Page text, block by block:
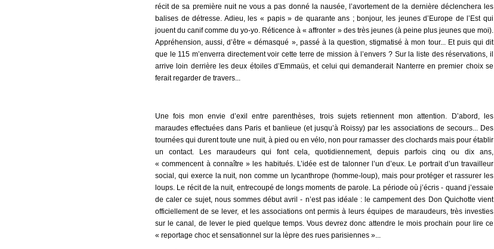
récit de sa première nuit ne vous a pas donné la nausée, l’avortement de la dernière déclenchera les
balises de détresse. Adieu, les « papis » de quarante ans ; bonjour, les jeunes d’Europe de l’Est qui
jouent du canif comme du yo-yo. Réticence à « affronter » des très jeunes (à peine plus jeunes que moi).
Appréhension, aussi, d’être « démasqué », passé à la question, stigmatisé à mon tour... Et puis qui dit
que le 115 m’enverra directement voir cette terre de mission à l’envers ? Sur la liste des réservations, il
arrive loin derrière les deux étoiles d’Emmaüs, et celui qui demanderait Nanterre en premier choix se
ferait regarder de travers...
Une fois mon envie d’exil entre parenthèses, trois sujets retiennent mon attention. D’abord, les
maraudes effectuées dans Paris et banlieue (et jusqu’à Roissy) par les associations de secours... Des
tournées qui durent toute une nuit, à pied ou en vélo, non pour ramasser des clochards mais pour établir
un contact. Les maraudeurs qui font cela, quotidiennement, depuis parfois cinq ou dix ans,
« commencent à connaître » les habitués. L’idée est de talonner l’un d’eux. Le portrait d’un travailleur
social, qui exerce la nuit, non comme un lycanthrope (homme-loup), mais pour protéger et rassurer les
loups. Le récit de la nuit, entrecoupé de longs moments de parole. La période où j’écris - quand j’essaie
de caler ce sujet, nous sommes début avril - n’est pas idéale : le campement des Don Quichotte vient
officiellement de se lever, et les associations ont permis à leurs équipes de maraudeurs, très investies
sur le canal, de lever le pied quelque temps. Vous devrez donc attendre le mois prochain pour lire ce
« reportage choc et sensationnel sur la lèpre des rues parisiennes »...